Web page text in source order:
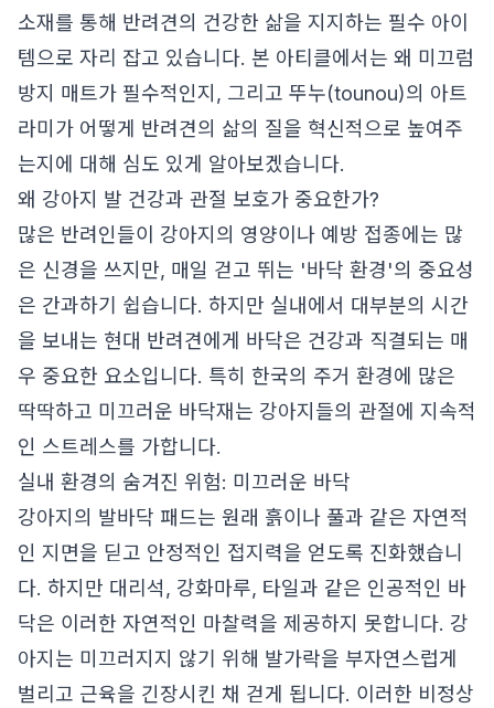
소재를 통해 반려견의 건강한 삶을 지지하는 필수 아이
템으로 자리 잡고 있습니다. 본 아티클에서는 왜 미끄럼
방지 매트가 필수적인지, 그리고 뚜누(tounou)의 아트
라미가 어떻게 반려견의 삶의 질을 혁신적으로 높여주
는지에 대해 심도 있게 알아보겠습니다.
왜 강아지 발 건강과 관절 보호가 중요한가?
많은 반려인들이 강아지의 영양이나 예방 접종에는 많
은 신경을 쓰지만, 매일 걷고 뛰는 '바닥 환경'의 중요성
은 간과하기 쉽습니다. 하지만 실내에서 대부분의 시간
을 보내는 현대 반려견에게 바닥은 건강과 직결되는 매
우 중요한 요소입니다. 특히 한국의 주거 환경에 많은
딱딱하고 미끄러운 바닥재는 강아지들의 관절에 지속적
인 스트레스를 가합니다.
실내 환경의 숨겨진 위험: 미끄러운 바닥
강아지의 발바닥 패드는 원래 흙이나 풀과 같은 자연적
인 지면을 딛고 안정적인 접지력을 얻도록 진화했습니
다. 하지만 대리석, 강화마루, 타일과 같은 인공적인 바
닥은 이러한 자연적인 마찰력을 제공하지 못합니다. 강
아지는 미끄러지지 않기 위해 발가락을 부자연스럽게
벌리고 근육을 긴장시킨 채 걷게 됩니다. 이러한 비정상